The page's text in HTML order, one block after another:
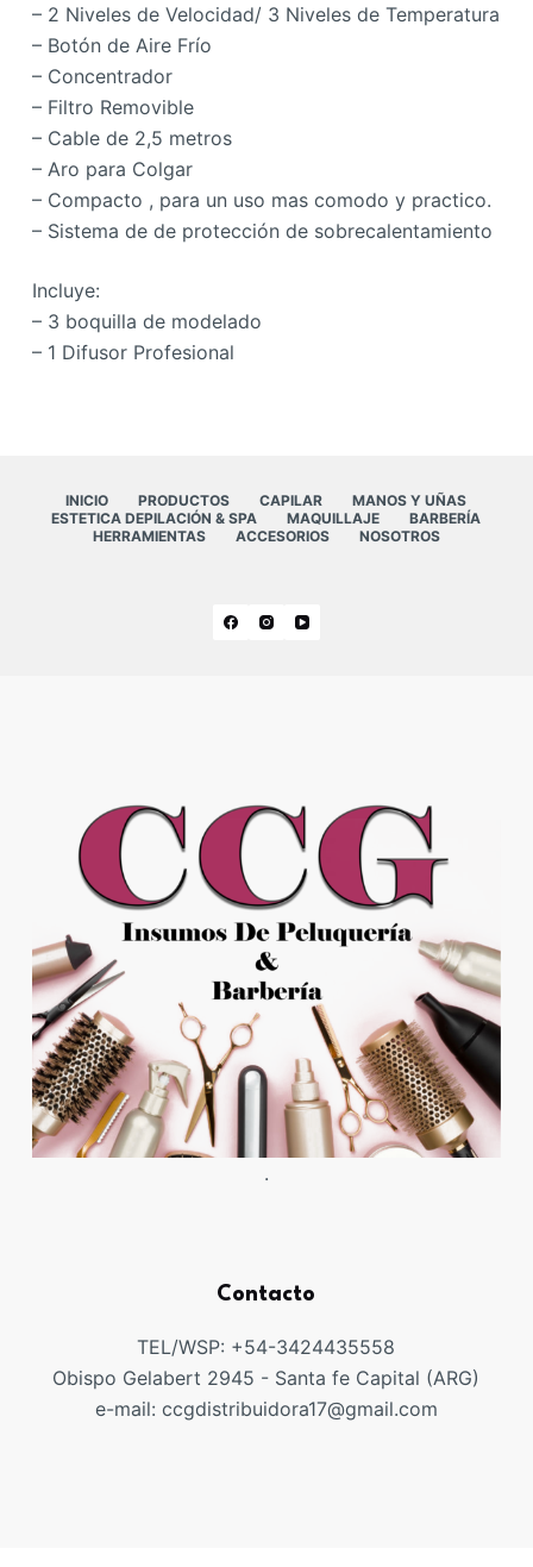
– 2 Niveles de Velocidad/ 3 Niveles de Temperatura
– Botón de Aire Frío
– Concentrador
– Filtro Removible
– Cable de 2,5 metros
– Aro para Colgar
– Compacto , para un uso mas comodo y practico.
– Sistema de de protección de sobrecalentamiento
Incluye:
– 3 boquilla de modelado
– 1 Difusor Profesional
INICIO PRODUCTOS CAPILAR
MANOS Y UÑAS
ESTETICA DEPILACIÓN & SPA
MAQUILLAJE
BARBERÍA
HERRAMIENTAS
ACCESORIOS NOSOTROS
.
Contacto
TEL/WSP: +54-3424435558
Obispo Gelabert 2945 - Santa fe Capital (ARG)
e-mail: ccgdistribuidora17@gmail.com